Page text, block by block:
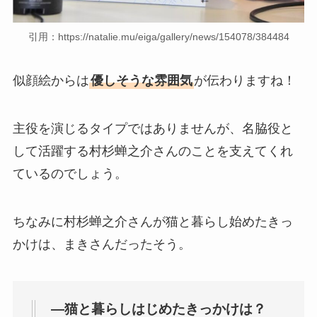
引用：https://natalie.mu/eiga/gallery/news/154078/384484
似顔絵からは優しそうな雰囲気が伝わりますね！
主役を演じるタイプではありませんが、名脇役と
して活躍する村杉蝉之介さんのことを支えてくれ
ているのでしょう。
ちなみに村杉蝉之介さんが猫と暮らし始めたきっ
かけは、まきさんだったそう。
—猫と暮らしはじめたきっかけは？